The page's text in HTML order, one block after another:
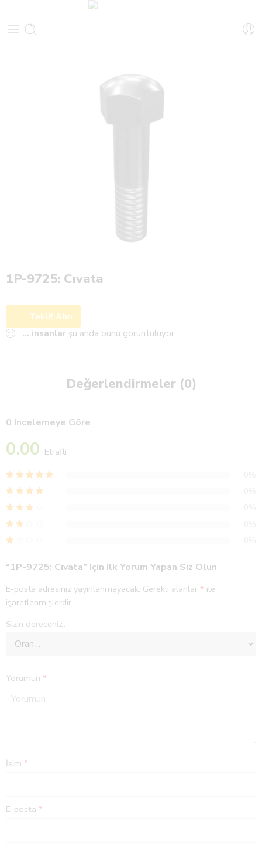
1P-9725: Cıvata
Teklif Alın
... insanlar şu anda bunu görüntülüyor
Değerlendirmeler (0)
0 Incelemeye Göre
0.00 Etraflı
“1P-9725: Cıvata” Için Ilk Yorum Yapan Siz Olun
E-posta adresiniz yayınlanmayacak. Gerekli alanlar * ile
işaretlenmişlerdir
Sizin dereceniz
Yorumun *
İsim *
E-posta *